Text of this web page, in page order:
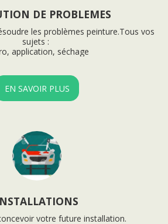
DE PROBLEMES
les problèmes peinture.Tous vos
sujets :
application, séchage
EN SAVOIR PLUS
votre future installation.